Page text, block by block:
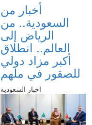
أخبار من
السعودية.. من
الرياض إلى
العالم.. انطلاق
أكبر مزاد دولي
للصقور في ملهم
اخبار السعوديه